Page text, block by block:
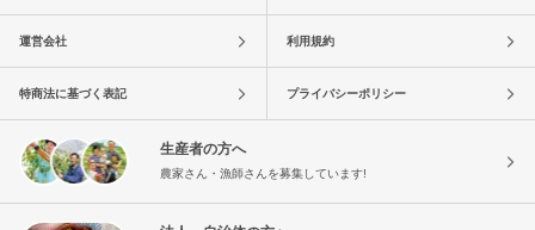
運営会社 利用規約
特商法に基づく表記 プライバシーポリシー
生産者の方へ
農家さん・漁師さんを募集しています!